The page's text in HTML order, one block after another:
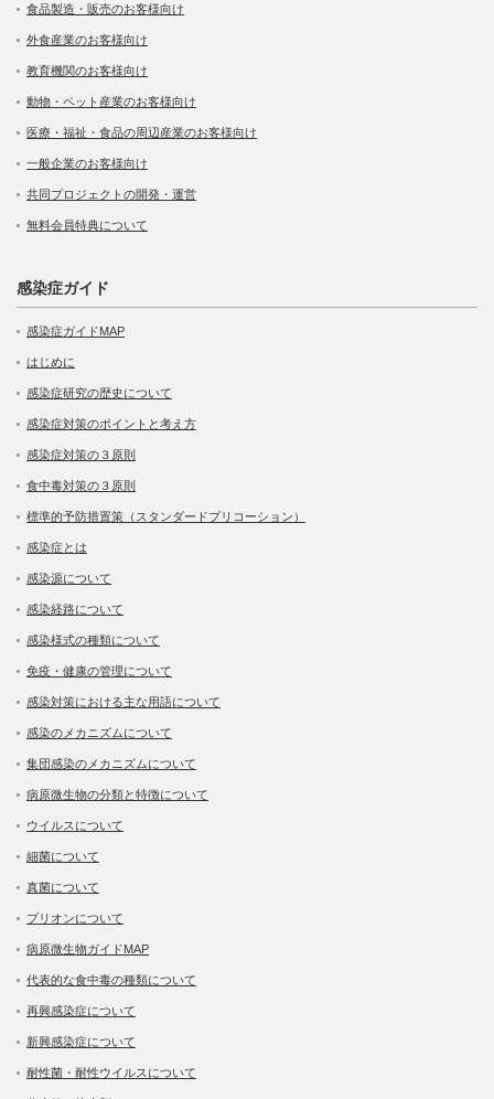
食品製造・販売のお客様向け
外食産業のお客様向け
教育機関のお客様向け
動物・ペット産業のお客様向け
医療・福祉・食品の周辺産業のお客様向け
一般企業のお客様向け
共同プロジェクトの開発・運営
無料会員特典について
感染症ガイド
感染症ガイドMAP
はじめに
感染症研究の歴史について
感染症対策のポイントと考え方
感染症対策の３原則
食中毒対策の３原則
標準的予防措置策（スタンダードプリコーション）
感染症とは
感染源について
感染経路について
感染様式の種類について
免疫・健康の管理について
感染対策における主な用語について
感染のメカニズムについて
集団感染のメカニズムについて
病原微生物の分類と特徴について
ウイルスについて
細菌について
真菌について
プリオンについて
病原微生物ガイドMAP
代表的な食中毒の種類について
再興感染症について
新興感染症について
耐性菌・耐性ウイルスについて